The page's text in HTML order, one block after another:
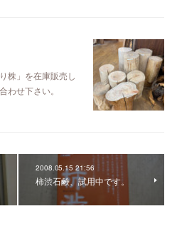
株」を在庫販売し
わせ下さい。
2008.05.15 21:56
柿渋石鹸、試用中です。